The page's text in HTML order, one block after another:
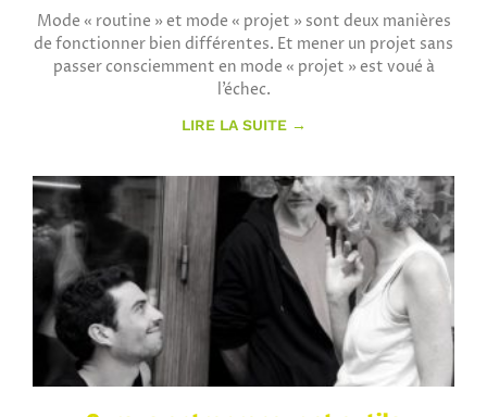
Mode « routine » et mode « projet » sont deux manières
de fonctionner bien différentes. Et mener un projet sans
passer consciemment en mode « projet » est voué à
l’échec.
LIRE LA SUITE →